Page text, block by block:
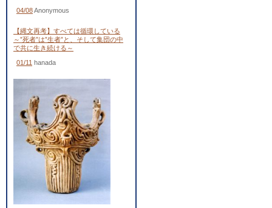
04/08Anonymous
【縄文再考】すべては循環している
～”死者”は”生者”と、そして集団の中
で共に生き続ける～
01/11 hanada